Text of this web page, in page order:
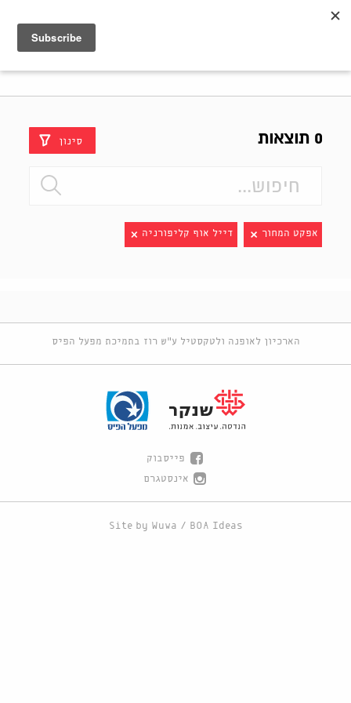
0 תוצאות סינון
אפקט המחוך דייל אוף קליפורניה
הארכיון לאופנה ולטקסטיל ע"ש רוז בתמיכת מפעל הפיס
פייסבוק
אינסטגרם
Site by Wuwa / BOA Ideas